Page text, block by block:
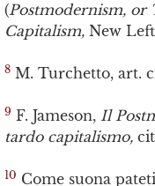
(Postmodernism, or
Capitalism, New Left
8 M. Turchetto, art.
9 F. Jameson, Il
tardo capitalismo,
10 Come suona